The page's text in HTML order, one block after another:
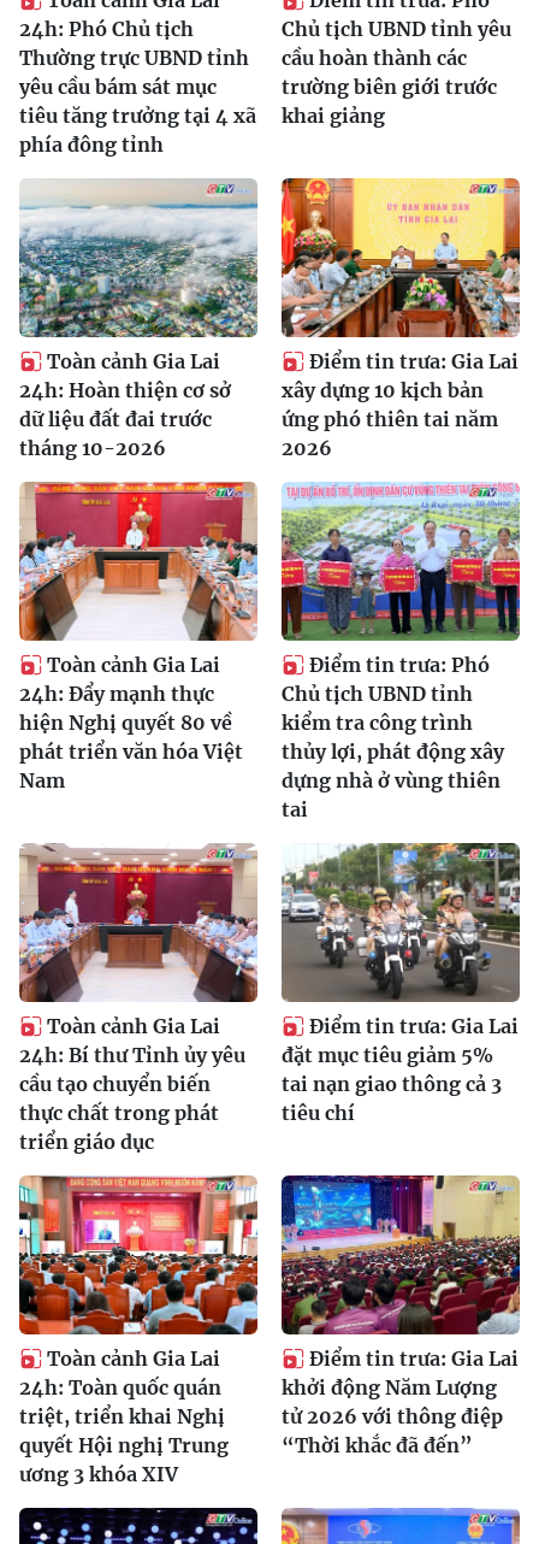
24h: Phó Chủ tịch
Thường trực UBND tỉnh
yêu cầu bám sát mục
tiêu tăng trưởng tại 4 xã
phía đông tỉnh
Chủ tịch UBND tỉnh yêu
cầu hoàn thành các
trường biên giới trước
khai giảng
Toàn cảnh Gia Lai
24h: Hoàn thiện cơ sở
dữ liệu đất đai trước
tháng 10-2026
Điểm tin trưa: Gia Lai
xây dựng 10 kịch bản
ứng phó thiên tai năm
2026
Toàn cảnh Gia Lai
24h: Đẩy mạnh thực
hiện Nghị quyết 80 về
phát triển văn hóa Việt
Nam
Điểm tin trưa: Phó
Chủ tịch UBND tỉnh
kiểm tra công trình
thủy lợi, phát động xây
dựng nhà ở vùng thiên
tai
Toàn cảnh Gia Lai
24h: Bí thư Tỉnh ủy yêu
cầu tạo chuyển biến
thực chất trong phát
triển giáo dục
Điểm tin trưa: Gia Lai
đặt mục tiêu giảm 5%
tai nạn giao thông cả 3
tiêu chí
Toàn cảnh Gia Lai
24h: Toàn quốc quán
triệt, triển khai Nghị
quyết Hội nghị Trung
ương 3 khóa XIV
Điểm tin trưa: Gia Lai
khởi động Năm Lượng
tử 2026 với thông điệp
“Thời khắc đã đến”